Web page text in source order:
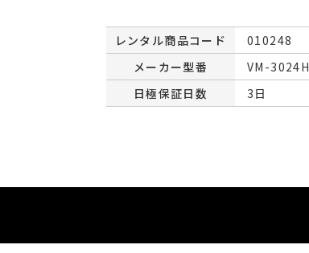
レンタル商品コード 010248
メーカー型番
VM-3024H
日極保証日数
3日